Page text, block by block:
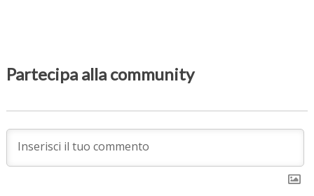
Partecipa alla community